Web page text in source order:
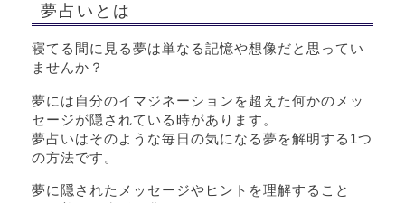
夢占いとは
寝てる間に見る夢は単なる記憶や想像だと思ってい
ませんか？
夢には自分のイマジネーションを超えた何かのメッ
セージが隠されている時があります。
夢占いはそのような毎日の気になる夢を解明する1つ
の方法です。
夢に隠されたメッセージやヒントを理解すること